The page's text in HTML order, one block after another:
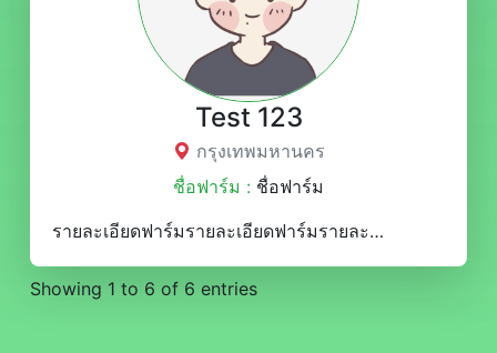
Test 123
กรุงเทพมหานคร
ชื่อฟาร์ม : ชื่อฟาร์ม
รายละเอียดฟาร์มรายละเอียดฟาร์มรายละเอียดฟาร์มรายละเอียดฟาร์มรายละเอียดฟาร์มรายละเอียดฟาร์มรายละเอียดฟาร์มรายละเอียดฟาร์มรายละเอียดฟาร์มรายละเอียดฟาร์มรายละเอียดฟาร์มรายละเอียดฟาร์มรายละเอียดฟาร์มรายละเอียดฟาร์มรายละเอียดฟาร์มรายละเอียดฟาร์มรายละเอียดฟาร์มรายละเอียดฟาร์มรายละเอียดฟาร์มรายละเอียดฟาร์มรายละเอียดฟาร์มรายละเอียดฟาร์มรายละเอียดฟาร์มรายละเอียดฟาร์มรายละเอียดฟาร์มรายละเอียดฟาร์มรายละเอียดฟาร์มรายละเอียดฟาร์มรายละเอียดฟาร์มรายละเอียดฟาร์มรายละเอียดฟาร์มรายละเอียดฟาร์มรายละเอียดฟาร์มรายละเอียดฟาร์มรายละเอียดฟาร์มรายละเอียดฟาร์มรายละเอียดฟาร์มรายละเอียดฟาร์มรายละเอียดฟาร์มรายละเอียดฟาร์มรายละเอียดฟาร์มรายละเอียดฟาร์มรายละเอียดฟาร์มรายละเอียดฟาร์มรายละเอียดฟาร์มรายละเอียดฟาร์มรายละเอียดฟาร์มรายละเอียดฟาร์มรายละเอียดฟาร์มรายละเอียดฟาร์มรายละเอียดฟาร์มรายละเอียดฟาร์มรายละเอียดฟาร์มรายละเอียดฟาร์มรายละเอียดฟาร์มรายละเอียดฟาร์มรายละเอียดฟาร์มรายละเอียดฟาร์มรายละเอียดฟาร์มรายละเอียดฟาร์มรายละเอียดฟาร์มรายละเอียดฟาร์มรายละเอียดฟาร์มรายละเอียดฟาร์มรายละเอียดฟาร์มรายละเอียดฟาร์มรายละเอียดฟาร์มรายละเอียดฟาร์มรายละเอียดฟาร์มรายละเอียดฟาร์มรายละเอียดฟาร์มรายละเอียดฟาร์มรายละเอียดฟาร์มรายละเอียดฟาร์มรายละเอียดฟาร์มรายละเอียดฟาร์มรายละเอียดฟาร์มรายละเอียดฟาร์มรายละเอียดฟาร์มรายละเอียดฟาร์มรายละเอียดฟาร์มรายละเอียดฟาร์มรายละเอียดฟาร์ม
Showing 1 to 6 of 6 entries